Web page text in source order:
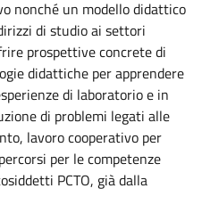
nonché un modello didattico
di studio ai settori
prospettive concrete di
didattiche per apprendere
di laboratorio e in
di problemi legati alle
lavoro cooperativo per
per le competenze
PCTO, già dalla